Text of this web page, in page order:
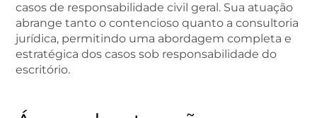
casos de responsabilidade civil geral. Sua atuação
abrange tanto o contencioso quanto a consultoria
jurídica, permitindo uma abordagem completa e
estratégica dos casos sob responsabilidade do
escritório.